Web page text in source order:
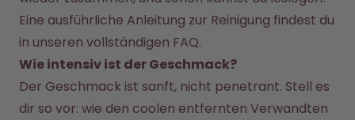
Eine ausführliche Anleitung zur Reinigung findest du
in unseren vollständigen FAQ.
Wie intensiv ist der Geschmack?
Der Geschmack ist sanft, nicht penetrant. Stell es
dir so vor: wie den coolen entfernten Verwandten